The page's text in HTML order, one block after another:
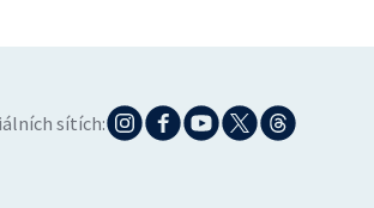
sítích: